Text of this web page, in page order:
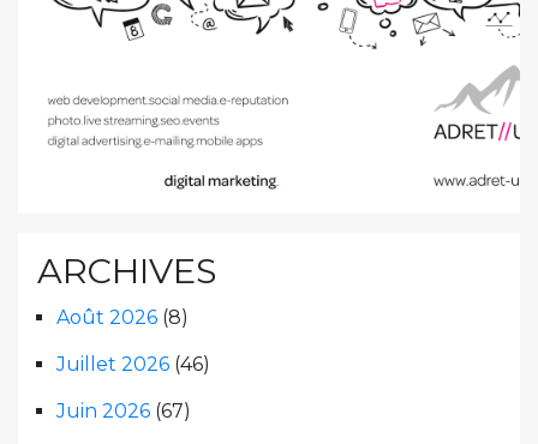
ARCHIVES
Août 2026 (8)
Juillet 2026 (46)
Juin 2026 (67)